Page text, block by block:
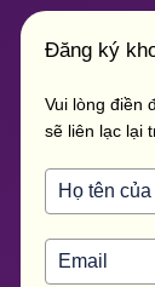
Đăng ký
Vui lòng điền
sẽ liên lạc lại